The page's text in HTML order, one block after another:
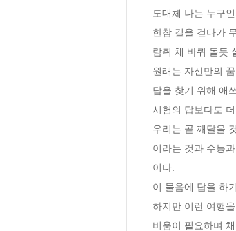
도대체 나는 누구
한참 길을 걷다가
람쥐 채 바퀴 돌듯
원래는 자신만의
답을 찾기 위해 애
시험의 답보다도
우리는 곧 깨달을
이라는 것과 수능
이다.
이 물음에 답을 하
하지만 이런 여행
비움이 필요하며